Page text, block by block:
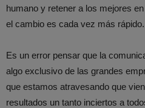
humano y retener a los mejores
el cambio es cada vez más rápido.
Es un error pensar que la
algo exclusivo de las grandes
que estamos atravesando que
resultados un tanto inciertos a